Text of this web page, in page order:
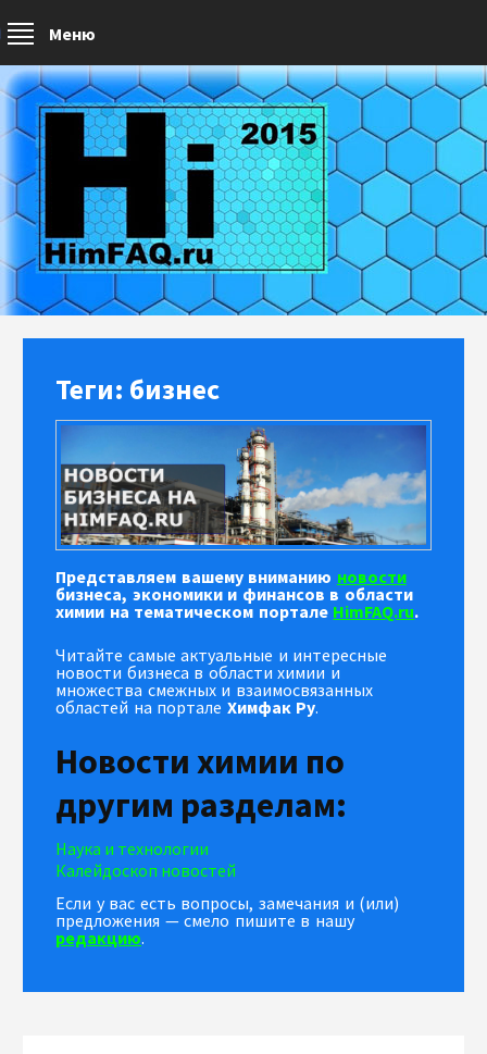
Меню
Теги: бизнес
Представляем вашему вниманию новости
бизнеса, экономики и финансов в области
химии на тематическом портале HimFAQ.ru.
Читайте самые актуальные и интересные
новости бизнеса в области химии и
множества смежных и взаимосвязанных
областей на портале Химфак Ру.
Новости химии по
другим разделам:
Наука и технологии
Калейдоскоп новостей
Если у вас есть вопросы, замечания и (или)
предложения — смело пишите в нашу
редакцию.